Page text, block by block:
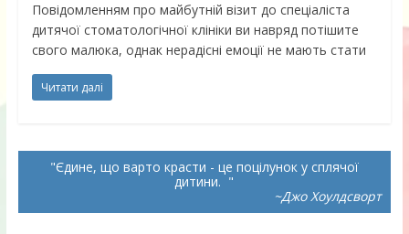
Повідомленням про майбутній візит до спеціаліста
дитячої стоматологічної клініки ви навряд потішите
свого малюка, однак нерадісні емоції не мають стати
Читати далі
Єдине, що варто красти - це поцілунок у сплячої
дитини.
~Джо Хоулдсворт